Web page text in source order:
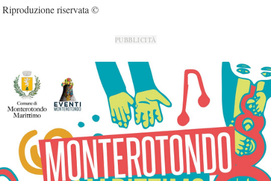
Riproduzione riservata ©
PUBBLICITÀ